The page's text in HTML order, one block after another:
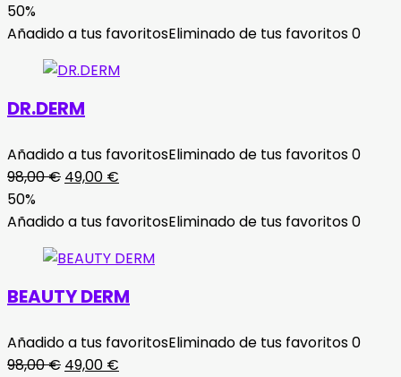
original
98,00 €.
actual
49,00 €.
50%
Añadido a tus favoritosEliminado de tus favoritos0
DR.DERM
Añadido a tus favoritosEliminado de tus favoritos0
98,00€ El
original
98,00 €.
49,00 €
actual
49,00 €.
50%
Añadido a tus favoritosEliminado de tus favoritos0
BEAUTY DERM
Añadido a tus favoritosEliminado de tus favoritos0
98,00€ El
49,00 €